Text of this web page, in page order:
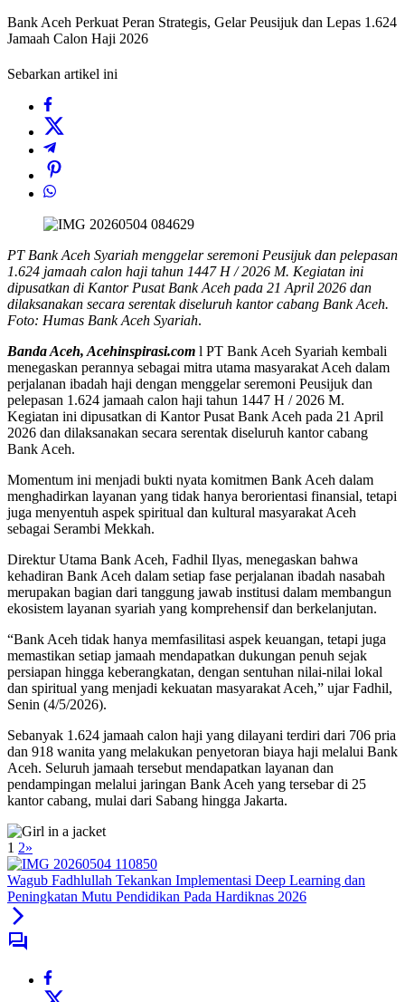
Bank Aceh Perkuat Peran Strategis, Gelar Peusijuk dan Lepas 1.624
Jamaah Calon Haji 2026
Sebarkan artikel ini
PT Bank Aceh Syariah menggelar seremoni Peusijuk dan pelepasan
1.624 jamaah calon haji tahun 1447 H / 2026 M. Kegiatan ini
dipusatkan di Kantor Pusat Bank Aceh pada 21 April 2026 dan
dilaksanakan secara serentak diseluruh kantor cabang Bank Aceh.
Foto: Humas Bank Aceh Syariah.
Banda Aceh, Acehinspirasi.com l PT Bank Aceh Syariah kembali
menegaskan perannya sebagai mitra utama masyarakat Aceh dalam
perjalanan ibadah haji dengan menggelar seremoni Peusijuk dan
pelepasan 1.624 jamaah calon haji tahun 1447 H / 2026 M.
Kegiatan ini dipusatkan di Kantor Pusat Bank Aceh pada 21 April
2026 dan dilaksanakan secara serentak diseluruh kantor cabang
Bank Aceh.
Momentum ini menjadi bukti nyata komitmen Bank Aceh dalam
menghadirkan layanan yang tidak hanya berorientasi finansial, tetapi
juga menyentuh aspek spiritual dan kultural masyarakat Aceh
sebagai Serambi Mekkah.
Direktur Utama Bank Aceh, Fadhil Ilyas, menegaskan bahwa
kehadiran Bank Aceh dalam setiap fase perjalanan ibadah nasabah
merupakan bagian dari tanggung jawab institusi dalam membangun
ekosistem layanan syariah yang komprehensif dan berkelanjutan.
“Bank Aceh tidak hanya memfasilitasi aspek keuangan, tetapi juga
memastikan setiap jamaah mendapatkan dukungan penuh sejak
persiapan hingga keberangkatan, dengan sentuhan nilai-nilai lokal
dan spiritual yang menjadi kekuatan masyarakat Aceh,” ujar Fadhil,
Senin (4/5/2026).
Sebanyak 1.624 jamaah calon haji yang dilayani terdiri dari 706 pria
dan 918 wanita yang melakukan penyetoran biaya haji melalui Bank
Aceh. Seluruh jamaah tersebut mendapatkan layanan dan
pendampingan melalui jaringan Bank Aceh yang tersebar di 25
kantor cabang, mulai dari Sabang hingga Jakarta.
1 2»
Wagub Fadhlullah Tekankan Implementasi Deep Learning dan
Peningkatan Mutu Pendidikan Pada Hardiknas 2026